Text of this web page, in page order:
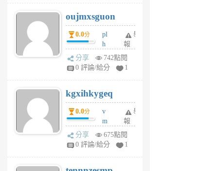
個
月
前
個
月
前
oujmxsguon
0.0分
pl
h
wi
w
6
個
月
前
舉
報
分享
742點閱
0 評論/給分
1
kgxihkygeq
0.0分
v
m
sg
sr
舉
報
分享
675點閱
0 評論/給分
1